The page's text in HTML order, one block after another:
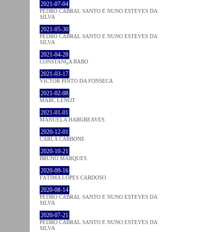
2021-07-04
PEDRO CABRAL SANTO E NUNO ESTEVES DA
SILVA
2021-05-30
PEDRO CABRAL SANTO E NUNO ESTEVES DA
SILVA
2021-04-28
CONSTANÇA BABO
2021-03-17
VICTOR PINTO DA FONSECA
2021-02-08
MARC LENOT
2021-01-01
MANUELA HARGREAVES
2020-12-01
CARLA CARBONE
2020-10-21
BRUNO MARQUES
2020-09-16
FÁTIMA LOPES CARDOSO
2020-08-14
PEDRO CABRAL SANTO E NUNO ESTEVES DA
SILVA
2020-07-21
PEDRO CABRAL SANTO E NUNO ESTEVES DA
SILVA